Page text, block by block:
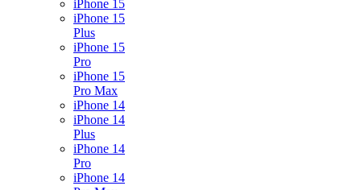
iPhone 15
iPhone 15
Plus
iPhone 15
Pro
iPhone 15
Pro Max
iPhone 14
iPhone 14
Plus
iPhone 14
Pro
iPhone 14